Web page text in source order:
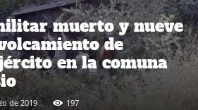
muerto y nueve
de
en la comuna
de 2019 197